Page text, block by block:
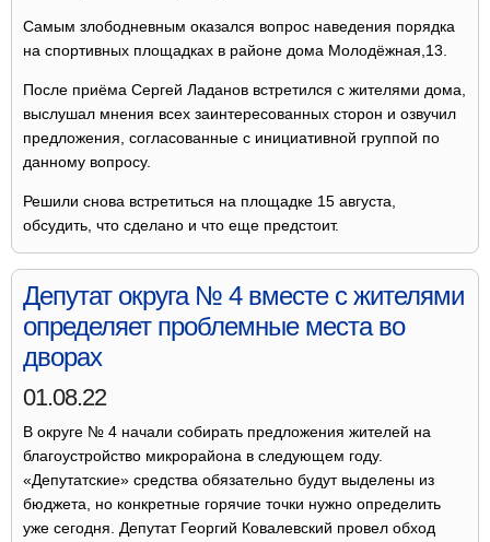
Самым злободневным оказался вопрос наведения порядка
на спортивных площадках в районе дома Молодёжная,13.
После приёма Сергей Ладанов встретился с жителями дома,
выслушал мнения всех заинтересованных сторон и озвучил
предложения, согласованные с инициативной группой по
данному вопросу.
Решили снова встретиться на площадке 15 августа,
обсудить, что сделано и что еще предстоит.
Депутат округа № 4 вместе с жителями
определяет проблемные места во
дворах
01.08.22
В округе № 4 начали собирать предложения жителей на
благоустройство микрорайона в следующем году.
«Депутатские» средства обязательно будут выделены из
бюджета, но конкретные горячие точки нужно определить
уже сегодня. Депутат Георгий Ковалевский провел обход